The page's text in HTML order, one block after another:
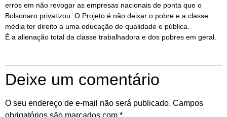
erros em não revogar as empresas nacionais de ponta que o
Bolsonaro privatizou. O Projeto é não deixar o pobre e a classe
média ter direito a uma educação de qualidade e pública.
É a alienação total da classe trabalhadora e dos pobres em geral.
Deixe um comentário
O seu endereço de e-mail não será publicado. Campos
obrigatórios são marcados com *